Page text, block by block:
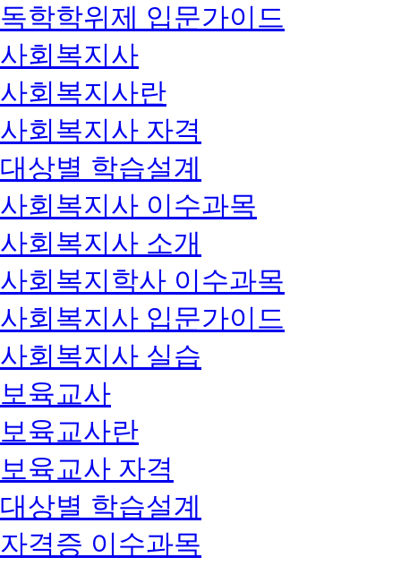
독학학위제 입문가이드
사회복지사
사회복지사란
사회복지사 자격
대상별 학습설계
사회복지사 이수과목
사회복지사 소개
사회복지학사 이수과목
사회복지사 입문가이드
사회복지사 실습
보육교사
보육교사란
보육교사 자격
대상별 학습설계
자격증 이수과목